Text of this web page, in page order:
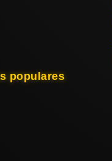
populares